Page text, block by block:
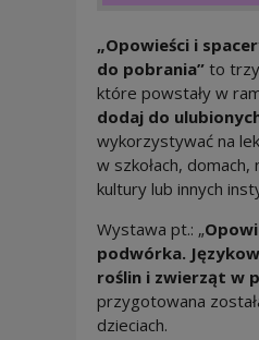
„Opowieści i
do pobrania”to trzy
które powstały w
dodaj do
wykorzystywać na
w szkołach, domach,
kultury lub innych
Wystawa pt.: „
podwórka.
roślin i zwierząt w
przygotowana
dzieciach.